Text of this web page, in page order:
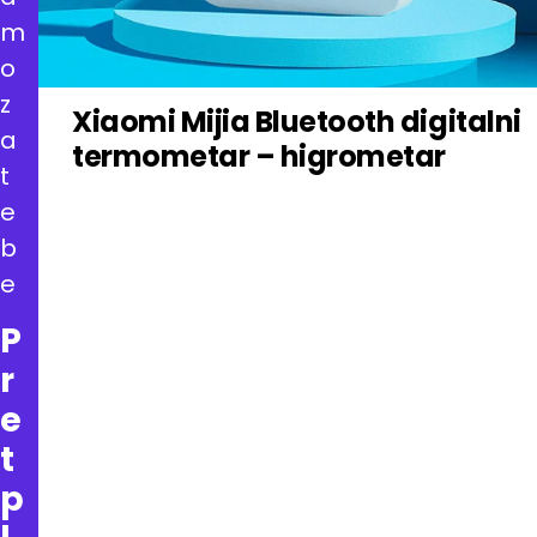
Xiaomi Mijia Bluetooth digitalni
termometar – higrometar
m
o
z
a
t
e
b
e
P
r
e
t
p